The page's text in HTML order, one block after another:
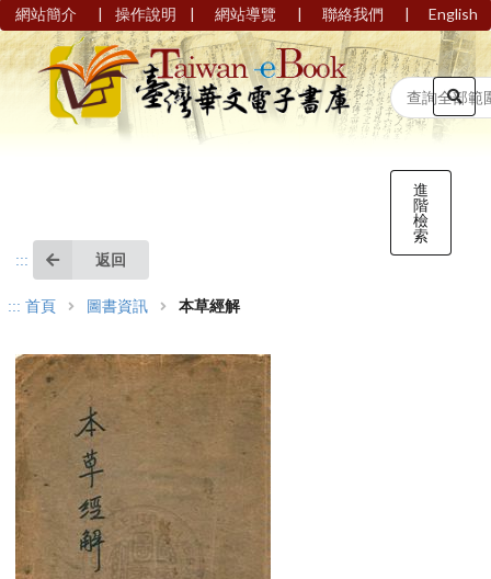
網站簡介 | 操作說明 | 網站導覽 | 聯絡我們 | English
進
階
檢
索
::: 返回
::: 首頁 圖書資訊 本草經解